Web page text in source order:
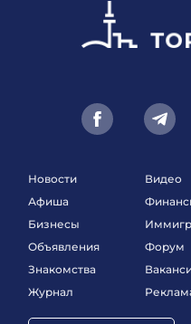
Новости
Афиша
Бизнесы
Объявления
Знакомства
Журнал
Видео
Форум